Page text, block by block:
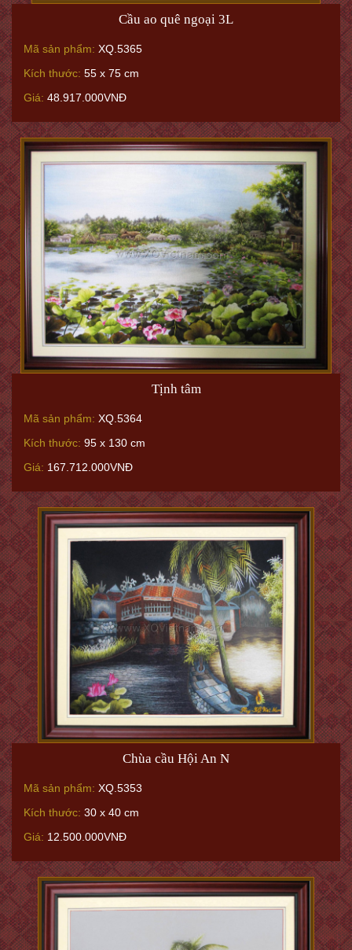
Cầu ao quê ngoại 3L
Mã sản phẩm: XQ.5365
Kích thước: 55 x 75 cm
Giá: 48.917.000VNĐ
Tịnh tâm
Mã sản phẩm: XQ.5364
Kích thước: 95 x 130 cm
Giá: 167.712.000VNĐ
Chùa cầu Hội An N
Mã sản phẩm: XQ.5353
Kích thước: 30 x 40 cm
Giá: 12.500.000VNĐ